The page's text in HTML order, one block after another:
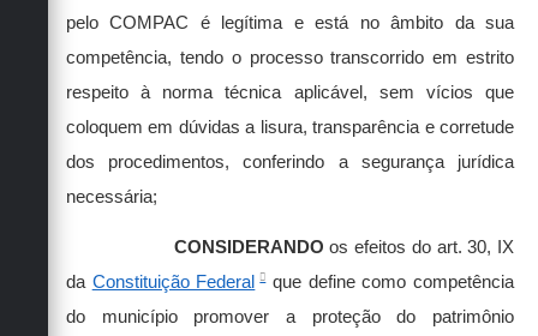
pelo COMPAC é legítima e está no âmbito da sua
competência, tendo o processo transcorrido em estrito
respeito à norma técnica aplicável, sem vícios que
coloquem em dúvidas a lisura, transparência e corretude
dos procedimentos, conferindo a segurança jurídica
necessária;
CONSIDERANDO os efeitos do art. 30, IX
da Constituição Federal
que define como competência
do município promover a proteção do patrimônio